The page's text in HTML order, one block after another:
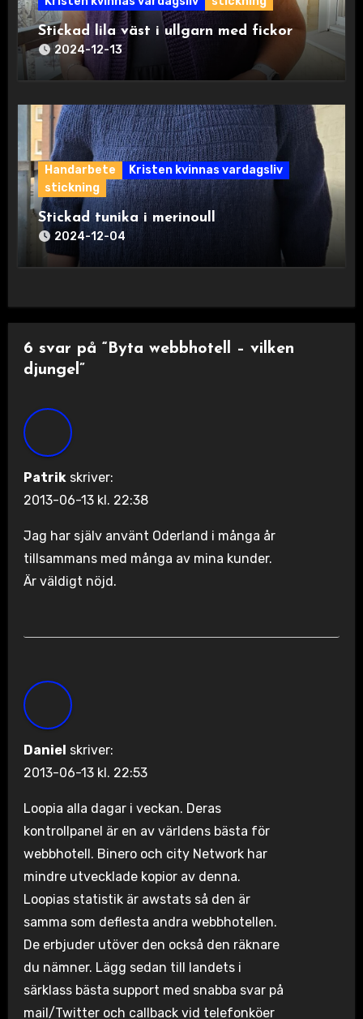
Stickad lila väst i ullgarn med fickor
2024-12-13
Handarbete
Kristen kvinnas vardagsliv
stickning
Stickad tunika i merinoull
2024-12-04
6 svar på “Byta webbhotell – vilken
djungel”
Patrik skriver:
2013-06-13 kl. 22:38
Jag har själv använt Oderland i många år
tillsammans med många av mina kunder.
Är väldigt nöjd.
Daniel skriver:
2013-06-13 kl. 22:53
Loopia alla dagar i veckan. Deras
kontrollpanel är en av världens bästa för
webbhotell. Binero och city Network har
mindre utvecklade kopior av denna.
Loopias statistik är awstats så den är
samma som deflesta andra webbhotellen.
De erbjuder utöver den också den räknare
du nämner. Lägg sedan till landets i
särklass bästa support med snabba svar på
mail/Twitter och callback vid telefonköer